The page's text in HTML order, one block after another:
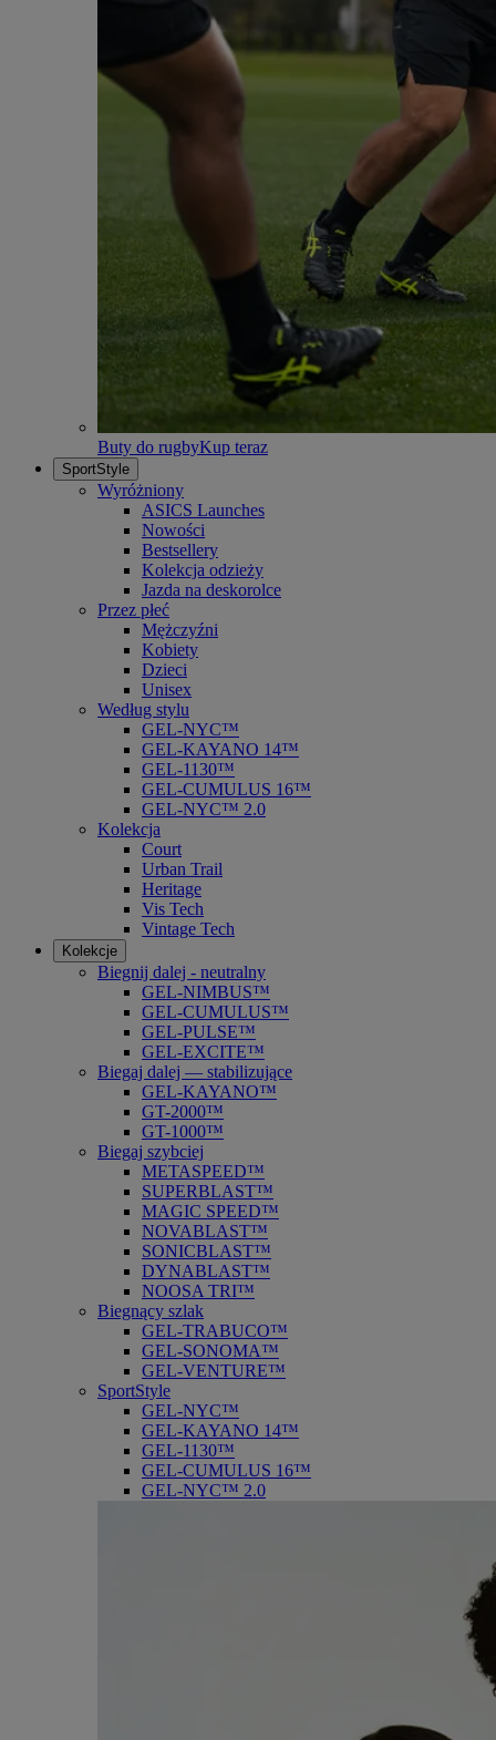
Buty do rugbyKup teraz
SportStyle
Wyróżniony
ASICS Launches
Nowości
Bestsellery
Kolekcja odzieży
Jazda na deskorolce
Przez płeć
Mężczyźni
Kobiety
Dzieci
Unisex
Według stylu
GEL-NYC™
GEL-KAYANO 14™
GEL-1130™
GEL-CUMULUS 16™
GEL-NYC™ 2.0
Kolekcja
Court
Urban Trail
Heritage
Vis Tech
Vintage Tech
Kolekcje
Biegnij dalej - neutralny
GEL-NIMBUS™
GEL-CUMULUS™
GEL-PULSE™
GEL-EXCITE™
Biegaj dalej — stabilizujące
GEL-KAYANO™
GT-2000™
GT-1000™
Biegaj szybciej
METASPEED™
SUPERBLAST™
MAGIC SPEED™
NOVABLAST™
SONICBLAST™
DYNABLAST™
NOOSA TRI™
Biegnący szlak
GEL-TRABUCO™
GEL-SONOMA™
GEL-VENTURE™
SportStyle
GEL-NYC™
GEL-KAYANO 14™
GEL-1130™
GEL-CUMULUS 16™
GEL-NYC™ 2.0